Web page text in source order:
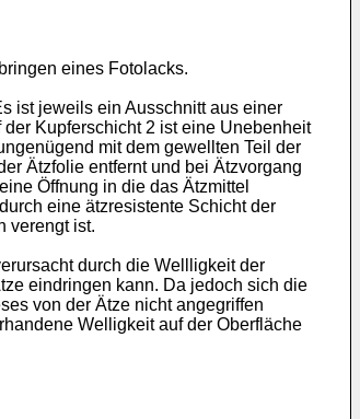
eines Fotolacks.
ist jeweils ein Ausschnitt aus einer
Kupferschicht 2 ist eine Unebenheit
mit dem gewellten Teil der
Ätzfolie entfernt und bei Ätzvorgang
Öffnung in die das Ätzmittel
eine ätzresistente Schicht der
verengt ist.
durch die Wellligkeit der
eindringen kann. Da jedoch sich die
von der Ätze nicht angegriffen
Welligkeit auf der Oberfläche